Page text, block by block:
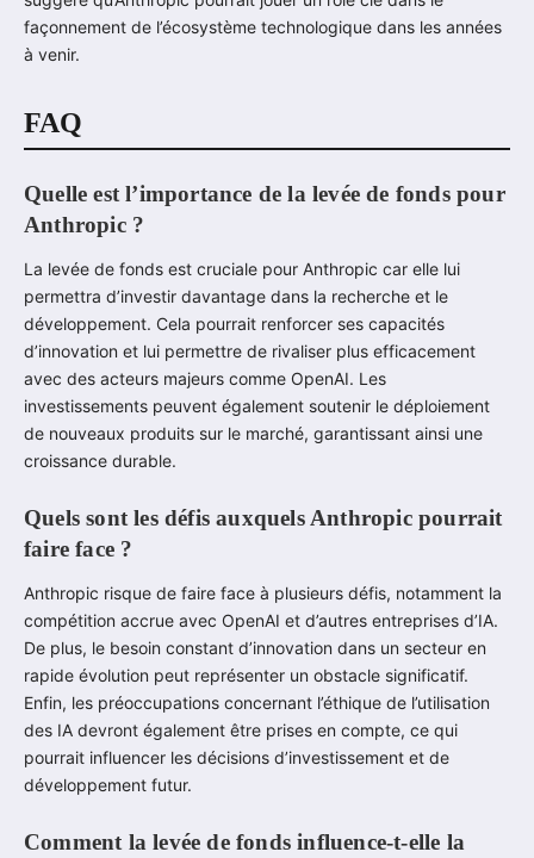
façonnement de l’écosystème technologique dans les années
à venir.
FAQ
Quelle est l’importance de la levée de fonds pour
Anthropic ?
La levée de fonds est cruciale pour Anthropic car elle lui
permettra d’investir davantage dans la recherche et le
développement. Cela pourrait renforcer ses capacités
d’innovation et lui permettre de rivaliser plus efficacement
avec des acteurs majeurs comme OpenAI. Les
investissements peuvent également soutenir le déploiement
de nouveaux produits sur le marché, garantissant ainsi une
croissance durable.
Quels sont les défis auxquels Anthropic pourrait
faire face ?
Anthropic risque de faire face à plusieurs défis, notamment la
compétition accrue avec OpenAI et d’autres entreprises d’IA.
De plus, le besoin constant d’innovation dans un secteur en
rapide évolution peut représenter un obstacle significatif.
Enfin, les préoccupations concernant l’éthique de l’utilisation
des IA devront également être prises en compte, ce qui
pourrait influencer les décisions d’investissement et de
développement futur.
Comment la levée de fonds influence-t-elle la